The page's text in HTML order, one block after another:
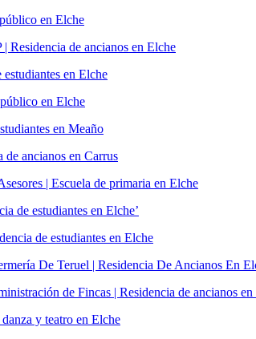
en Elche
Residencia de ancianos en Elche
en Elche
en Elche
en Meaño
de ancianos en Carrus
| Escuela de primaria en Elche
de estudiantes en Elche’
de estudiantes en Elche
De Teruel | Residencia De Ancianos En
de Fincas | Residencia de ancianos
y teatro en Elche